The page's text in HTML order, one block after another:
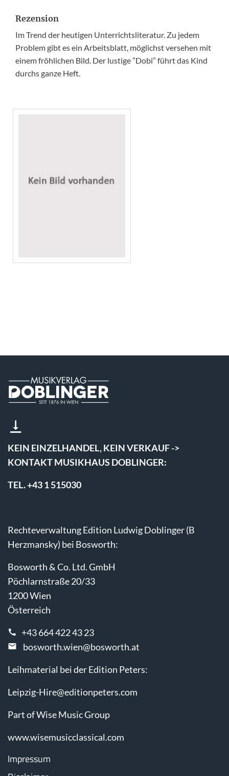
Rezension
Im Trend der heutigen Unterrichtsliteratur. Zu jedem
Problem gibt es ein Arbeitsblatt, möglichst versehen mit
einem fröhlichen Bild. Der lustige ”Dobi” führt das Kind
durchs ganze Heft.
KEIN EINZELHANDEL, KEIN VERKAUF ->
KONTAKT MUSIKHAUS DOBLINGER:
TEL. +43 1 515030
Rechteverwaltung Edition Ludwig Doblinger (B
Herzmansky) bei Bosworth:
Bosworth & Co. Ltd. GmbH
Pöchlarnstraße 20/33
1200 Wien
Österreich
+43 664 422 43 23
bosworth.wien@bosworth.at
Leihmaterial bei der Edition Peters:
Leipzig-Hire@editionpeters.com
Part of Wise Music Group
www.wisemusicclassical.com
Impressum